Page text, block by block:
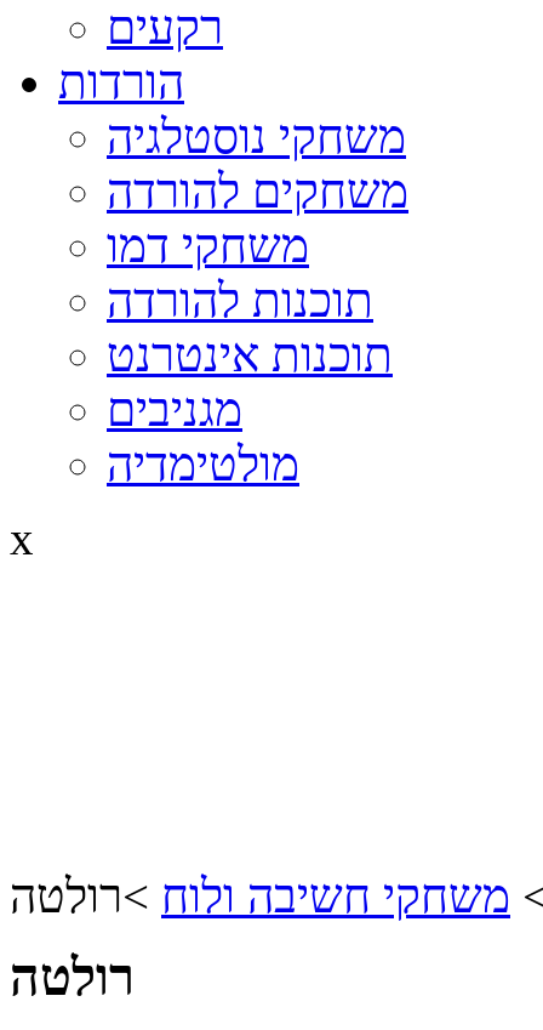
רקעים
הורדות
משחקי נוסטלגיה
משחקים להורדה
משחקי דמו
תוכנות להורדה
תוכנות אינטרנט
מגניבים
מולטימדיה
x
משחקי חשיבה ולוח >רולטה
רולטה